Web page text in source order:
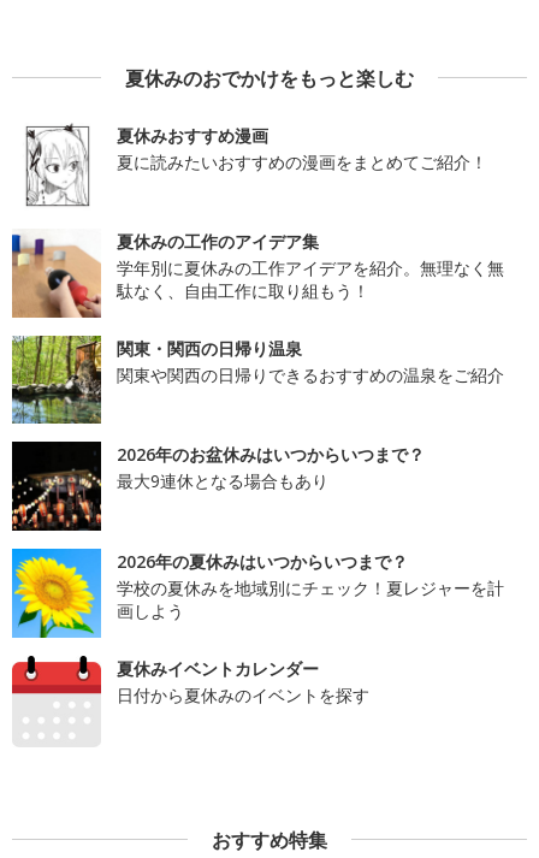
夏休みのおでかけをもっと楽しむ
夏休みおすすめ漫画
夏に読みたいおすすめの漫画をまとめてご紹介！
夏休みの工作のアイデア集
学年別に夏休みの工作アイデアを紹介。無理なく無
駄なく、自由工作に取り組もう！
関東・関西の日帰り温泉
関東や関西の日帰りできるおすすめの温泉をご紹介
2026年のお盆休みはいつからいつまで？
最大9連休となる場合もあり
2026年の夏休みはいつからいつまで？
学校の夏休みを地域別にチェック！夏レジャーを計
画しよう
夏休みイベントカレンダー
日付から夏休みのイベントを探す
おすすめ特集